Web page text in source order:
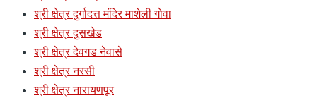
श्री क्षेत्र दुर्गादत्त मंदिर माशेली गोवा
श्री क्षेत्र दुसखेड
श्री क्षेत्र देवगड नेवासे
श्री क्षेत्र नरसी
श्री क्षेत्र नारायणपूर